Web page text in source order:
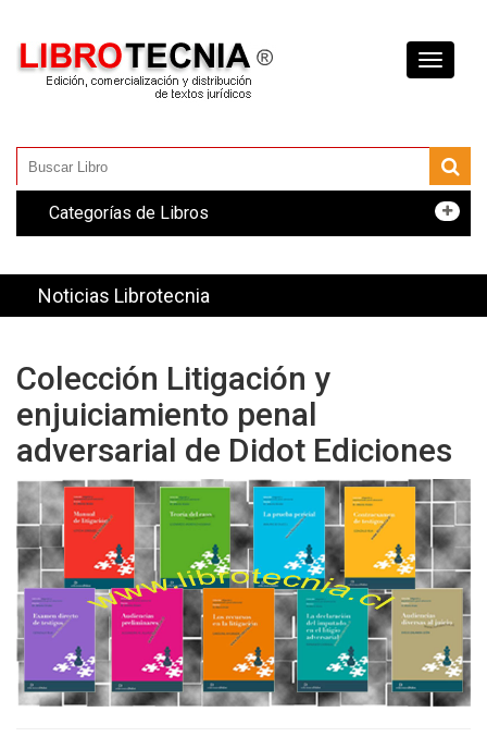
Toggle
Categorías de Libros
Noticias Librotecnia
Colección Litigación y
enjuiciamiento penal
adversarial de Didot Ediciones